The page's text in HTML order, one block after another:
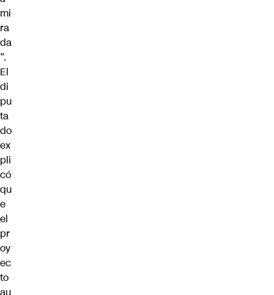
mi
ra
da
”.
El
di
pu
ta
do
ex
pli
có
qu
e
el
pr
oy
ec
to
au